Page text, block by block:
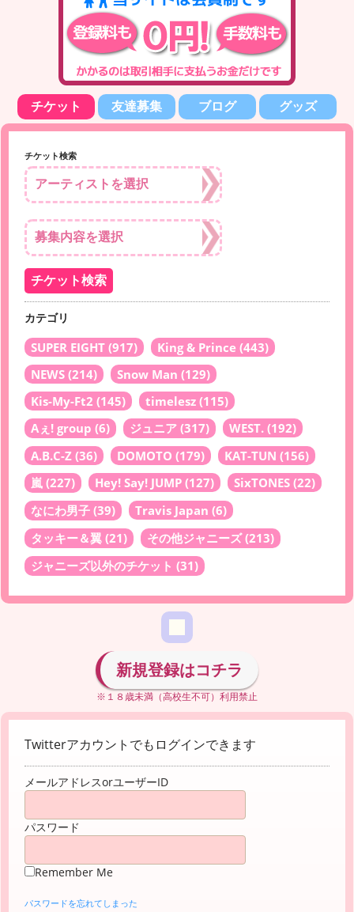
チケット 友達募集 ブログ グッズ
チケット検索
カテゴリ
SUPER EIGHT (917) King & Prince (443)
NEWS (214) Snow Man (129)
Kis-My-Ft2 (145) timelesz (115)
Aぇ! group (6) ジュニア (317) WEST. (192)
A.B.C-Z (36) DOMOTO (179) KAT-TUN (156)
嵐 (227) Hey! Say! JUMP (127) SixTONES (22)
なにわ男子 (39) Travis Japan (6)
タッキー＆翼 (21) その他ジャニーズ(213)
ジャニーズ以外のチケット (31)
新規登録はコチラ
※１８歳未満（高校生不可）利用禁止
Twitterアカウントでもログインできます
メールアドレスorユーザーID
パスワード
Remember Me
パスワードを忘れてしまった